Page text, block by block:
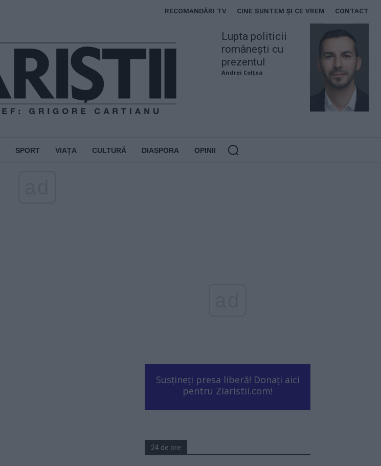
RECOMANDĂRI TV CINE SUNTEM ȘI CE VREM CONTACT
Lupta politicii
românești cu
prezentul
Andrei Colțea
SPORT VIAȚA CULTURĂ DIASPORA OPINII
Susțineți presa liberă! Donați aici
pentru Ziaristii.com!
24 de ore